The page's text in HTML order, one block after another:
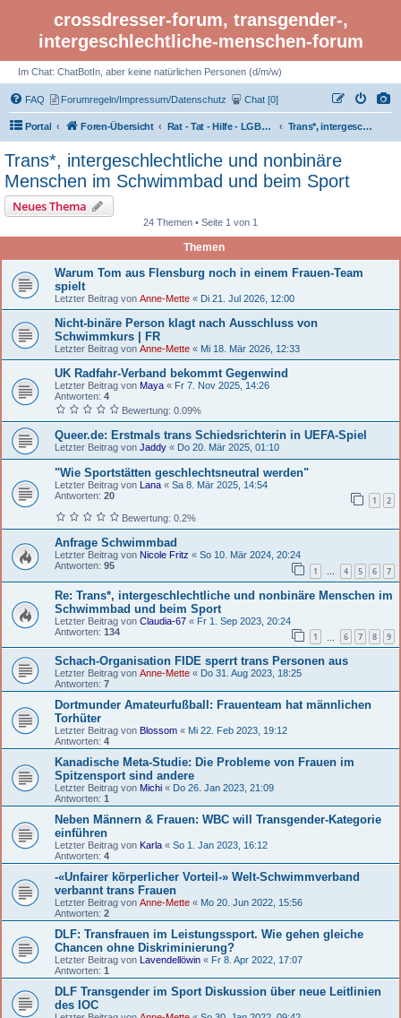
crossdresser-forum, transgender-,
intergeschlechtliche-menschen-forum
Im Chat: ChatBotIn, aber keine natürlichen Personen (d/m/w)
FAQ Forumregeln/Impressum/Datenschutz Chat [0]
Portal Foren-Übersicht Rat - Tat - Hilfe - LGBTI Rights - Infos Trans*, intergeschlechtliche und nonbinäre Menschen im Schwimmbad und beim Sport
Trans*, intergeschlechtliche und nonbinäre
Menschen im Schwimmbad und beim Sport
Neues Thema
24 Themen • Seite 1 von 1
Themen
Warum Tom aus Flensburg noch in einem Frauen-Team
spielt
Letzter Beitrag von Anne-Mette « Di 21. Jul 2026, 12:00
Nicht-binäre Person klagt nach Ausschluss von
Schwimmkurs | FR
Letzter Beitrag von Anne-Mette « Mi 18. Mär 2026, 12:33
UK Radfahr-Verband bekommt Gegenwind
Letzter Beitrag von Maya « Fr 7. Nov 2025, 14:26
Antworten: 4
Bewertung: 0.09%
Queer.de: Erstmals trans Schiedsrichterin in UEFA-Spiel
Letzter Beitrag von Jaddy « Do 20. Mär 2025, 01:10
"Wie Sportstätten geschlechtsneutral werden"
Letzter Beitrag von Lana « Sa 8. Mär 2025, 14:54
Antworten: 20 1 2
Bewertung: 0.2%
Anfrage Schwimmbad
Letzter Beitrag von Nicole Fritz « So 10. Mär 2024, 20:24
Antworten: 95 1 … 4 5 6 7
Re: Trans*, intergeschlechtliche und nonbinäre Menschen im
Schwimmbad und beim Sport
Letzter Beitrag von Claudia-67 « Fr 1. Sep 2023, 20:24
Antworten: 134 1 6 7 8 9
Schach-Organisation FIDE sperrt trans Personen aus
Letzter Beitrag von Anne-Mette « Do 31. Aug 2023, 18:25
Antworten: 7
Dortmunder Amateurfußball: Frauenteam hat männlichen
Torhüter
Letzter Beitrag von Blossom « Mi 22. Feb 2023, 19:12
Antworten: 4
Kanadische Meta-Studie: Die Probleme von Frauen im
Spitzensport sind andere
Letzter Beitrag von Michi « Do 26. Jan 2023, 21:09
Antworten: 1
Neben Männern & Frauen: WBC will Transgender-Kategorie
einführen
Letzter Beitrag von Karla « So 1. Jan 2023, 16:12
Antworten: 4
-«Unfairer körperlicher Vorteil-» Welt-Schwimmverband
verbannt trans Frauen
Letzter Beitrag von Anne-Mette « Mo 20. Jun 2022, 15:56
Antworten: 2
DLF: Transfrauen im Leistungssport. Wie gehen gleiche
Chancen ohne Diskriminierung?
Letzter Beitrag von Lavendellöwin « Fr 8. Apr 2022, 17:07
Antworten: 1
DLF Transgender im Sport Diskussion über neue Leitlinien
des IOC